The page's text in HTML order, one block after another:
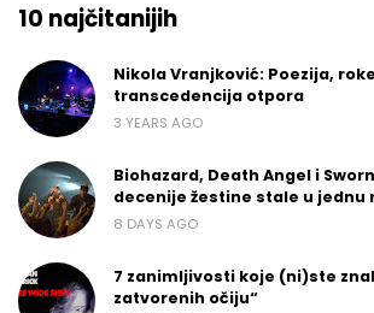
10 najčitanijih
Nikola Vranjković: Poezija,
transcedencija otpora
3 YEARS AGO
Biohazard, Death Angel i
decenije žestine stale u jednu
8 DAYS AGO
7 zanimljivosti koje (ni)ste
zatvorenih očiju“